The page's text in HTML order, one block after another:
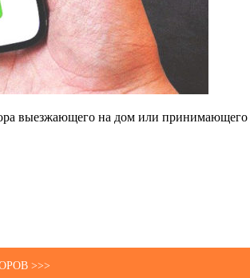
выезжающего на дом или принимающего
>>>